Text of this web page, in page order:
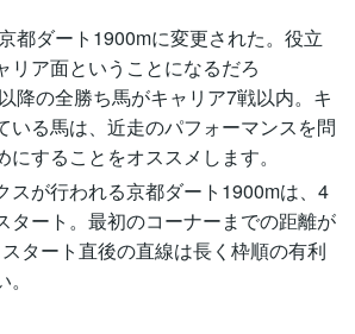
都ダート1900mに変更された。役立
リア面ということになるだろ
降の全勝ち馬がキャリア7戦以内。キ
いる馬は、近走のパフォーマンスを問
することをオススメします。
スが行われる京都ダート1900mは、4
タート。最初のコーナーまでの距離が
タート直後の直線は長く枠順の有利